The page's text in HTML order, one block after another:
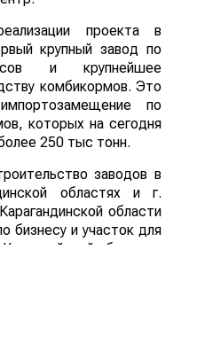
проекта в
крупный завод по
и крупнейшее
комбикормов. Это
по
которых на сегодня
250 тыс тонн.
заводов в
областях и г.
области
бизнесу и участок для
области и